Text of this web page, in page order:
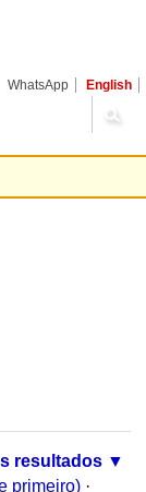
WhatsApp English
resultados
primeiro) ·